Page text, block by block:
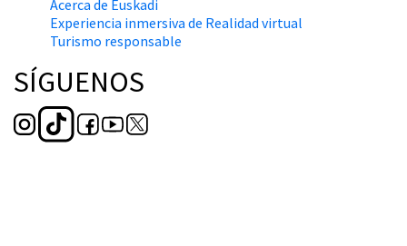
Acerca de Euskadi
Experiencia inmersiva de Realidad virtual
Turismo responsable
SÍGUENOS